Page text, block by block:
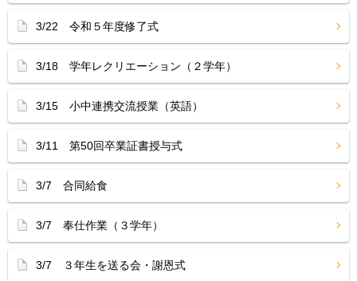
3/22 令和５年度修了式
3/18 学年レクリエーション（２学年）
3/15 小中連携交流授業（英語）
3/11 第50回卒業証書授与式
3/7 合同給食
3/7 奉仕作業（３学年）
3/7 ３年生を送る会・謝恩式